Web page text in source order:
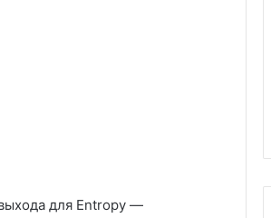
для Entropy —